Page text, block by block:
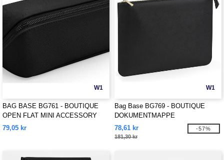
W1
BAG BASE BG761 - BOUTIQUE
OPEN FLAT MINI ACCESSORY
CASE
79,05 kr
W1
Bag Base BG769 - BOUTIQUE
DOKUMENTMAPPE
78,61 kr
181,30 kr
-57%